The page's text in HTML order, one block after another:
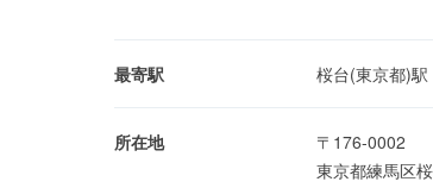
最寄駅 桜台(東京都)駅
所在地
〒176-0002
東京都練馬区